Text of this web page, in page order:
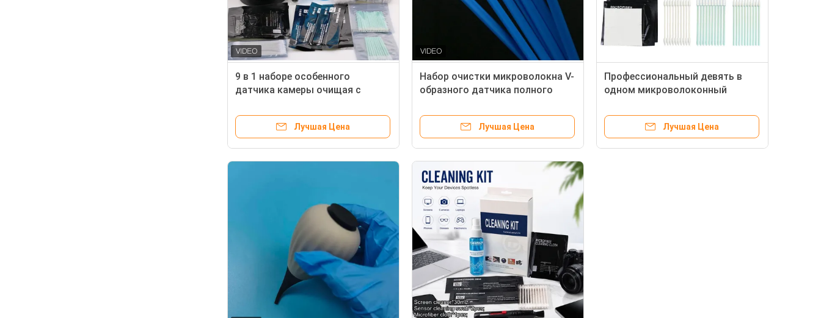
9 в 1 наборе особенного
датчика камеры очищая с
Лучшая Цена
Набор очистки микроволокна V-
образного датчика полного
Лучшая Цена
Профессиональный девять в
одном микроволоконный
Спрей очистка линз Комплект
очистки камеры Комплект
Лучшая Цена